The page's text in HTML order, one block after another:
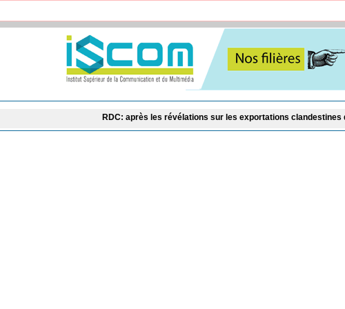
RDC: après les révélations sur les exportations clandestines d’uranium,